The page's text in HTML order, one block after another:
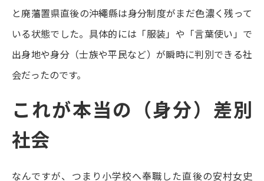
と廃藩置県直後の沖繩縣は身分制度がまだ色濃く残って
いる状態でした。具体的には「服装」や「言葉使い」で
出身地や身分（士族や平民など）が瞬時に判別できる社
会だったのです。
これが本当の（身分）差別
社会
なんですが、つまり小学校へ奉職した直後の安村女史